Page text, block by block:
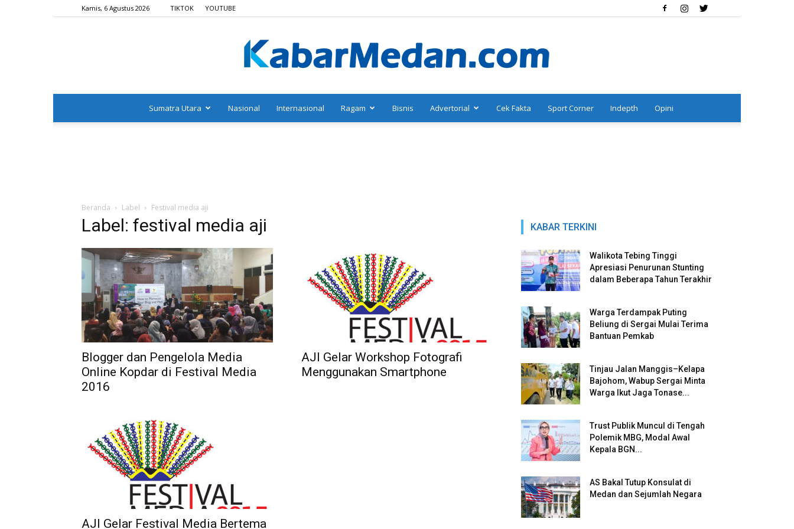
Kamis, 6 Agustus 2026 TIKTOK YOUTUBE
Sumatra Utara Nasional Internasional Ragam Bisnis Advertorial Cek Fakta Sport Corner Indepth Opini
Beranda Label Festival media aji
Label: festival media aji
Blogger dan Pengelola Media
Online Kopdar di Festival Media
2016
AJI Gelar Workshop Fotografi
Menggunakan Smartphone
AJI Gelar Festival Media Bertema
KABAR TERKINI
Walikota Tebing Tinggi
Apresiasi Penurunan Stunting
dalam Beberapa Tahun Terakhir
Warga Terdampak Puting
Beliung di Sergai Mulai Terima
Bantuan Pemkab
Tinjau Jalan Manggis–Kelapa
Bajohom, Wabup Sergai Minta
Warga Ikut Jaga Tonase...
Trust Publik Muncul di Tengah
Polemik MBG, Modal Awal
Kepala BGN...
AS Bakal Tutup Konsulat di
Medan dan Sejumlah Negara